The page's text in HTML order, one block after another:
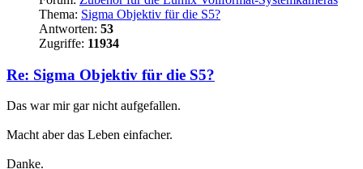
Thema: Sigma Objektiv für die S5?
Antworten: 53
Zugriffe: 11934
Re: Sigma Objektiv für die S5?
Das war mir gar nicht aufgefallen.
Macht aber das Leben einfacher.
Danke.